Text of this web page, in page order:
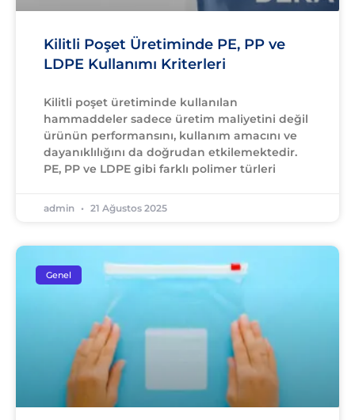
Kilitli Poşet Üretiminde PE, PP ve
LDPE Kullanımı Kriterleri
Kilitli poşet üretiminde kullanılan
hammaddeler sadece üretim maliyetini değil
ürünün performansını, kullanım amacını ve
dayanıklılığını da doğrudan etkilemektedir.
PE, PP ve LDPE gibi farklı polimer türleri
admin 21 Ağustos 2025
Genel